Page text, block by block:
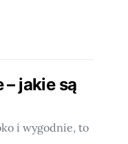
jakie są
i wygodnie, to